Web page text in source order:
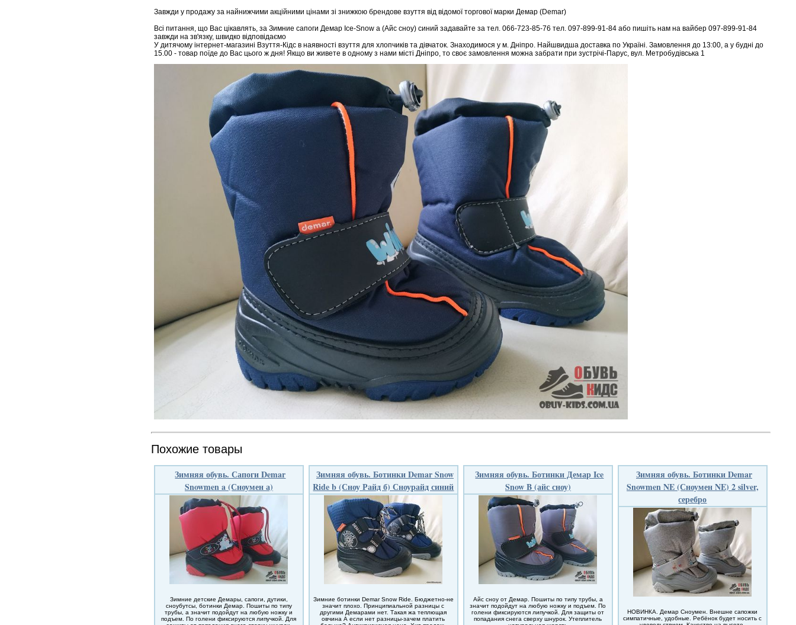
Завжди у продажу за найнижчими акційними цінами зі знижкою брендове взуття від відомої торгової марки Демар (Demar)
Всі питання, що Вас цікавлять, за Зимние сапоги Демар Ice-Snow a (Айс сноу) синий задавайте за тел. 066-723-85-76 тел. 097-899-91-84 або пишіть нам на вайбер 097-899-91-84
завжди на зв'язку, швидко відповідаємо
У дитячому інтернет-магазині Взуття-Кідс в наявності взуття для хлопчиків та дівчаток. Знаходимося у м. Дніпро. Найшвидша доставка по Україні. Замовлення до 13:00, а у будні до
15.00 - товар поїде до Вас цього ж дня! Якщо ви живете в одному з нами місті Дніпро, то своє замовлення можна забрати при зустрічі-Парус, вул. Метробудівська 1
Похожие товары
Зимняя обувь. Сапоги Demar
Snowmen a (Сноумен а)
Зимние детские Демары, сапоги, дутики,
сноубутсы, ботинки Демар. Пошиты по типу
трубы, а значит подойдут на любую ножку и
подъем. По голени фиксируются липучкой. Для
Зимняя обувь. Ботинки Demar Snow
Ride b (Сноу Райд б) Сноурайд синий
Зимние ботинки Demar Snow Ride. Бюджетно-не
значит плохо. Принципиальной разницы с
другими Демарами нет. Такая жа теплющая
овчина А если нет разницы-зачем платить
Зимняя обувь. Ботинки Демар Ice
Snow B (айс сноу)
Айс сноу от Демар. Пошиты по типу трубы, а
значит подойдут на любую ножку и подъем. По
голени фиксируются липучкой. Для защиты от
попадания снега сверху шнурок. Утеплитель
Зимняя обувь. Ботинки Demar
Snowmen NE (Сноумен NE) 2 silver,
серебро
НОВИНКА. Демар Сноумен. Внешне сапожки
симпатичные, удобные. Ребёнок будет носить с